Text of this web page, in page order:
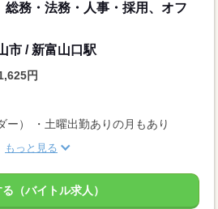
総務・法務・人事・採用、オフ
市 / 新富山口駅
円
ー） ・土曜出勤ありの月もあり
もっと見る
（バイトル求人）